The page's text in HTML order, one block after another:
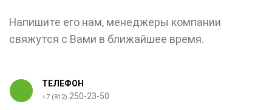
Напишите его нам, менеджеры компании
свяжутся с Вами в ближайшее время.
ТЕЛЕФОН
+7 (812) 250-23-50